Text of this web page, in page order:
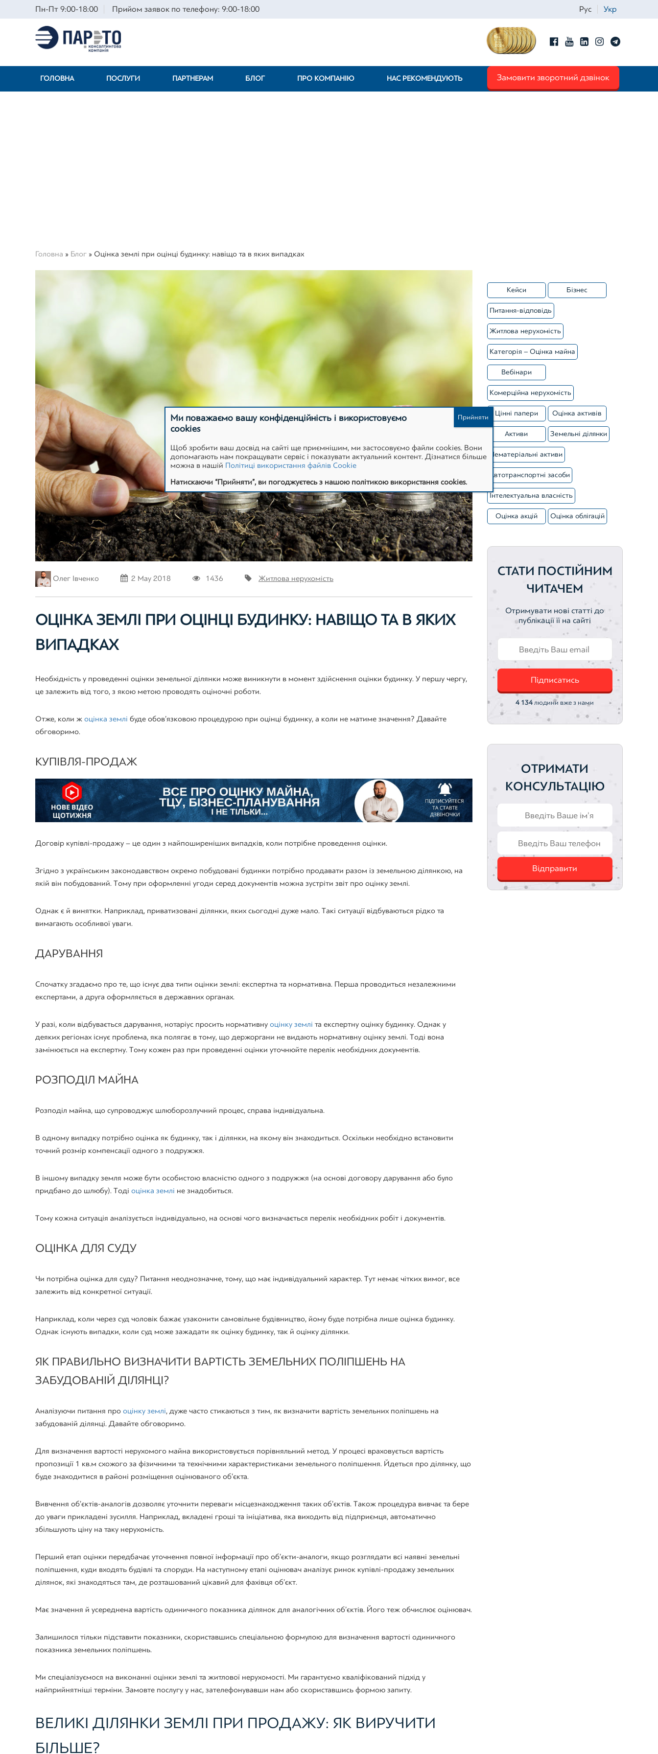
Пн-Пт 9:00-18:00 Прийом заявок по телефону: 9:00-18:00 Рус Укр
ГОЛОВНА ПОСЛУГИ ПАРТНЕРАМ БЛОГ ПРО КОМПАНІЮ НАС РЕКОМЕНДУЮТЬ Замовити зворотний дзвінок
Головна » Блог » Оцінка землі при оцінці будинку: навіщо та в яких випадках
Олег Івченко 2 May 2018 1436 Житлова нерухомість
ОЦІНКА ЗЕМЛІ ПРИ ОЦІНЦІ БУДИНКУ: НАВІЩО ТА В ЯКИХ
ВИПАДКАХ
Необхідність у проведенні оцінки земельної ділянки може виникнути в момент здійснення оцінки будинку. У першу чергу,
це залежить від того, з якою метою проводять оціночні роботи.
Отже, коли ж оцінка землі буде обов’язковою процедурою при оцінці будинку, а коли не матиме значення? Давайте
обговоримо.
КУПІВЛЯ-ПРОДАЖ
Договір купівлі-продажу – це один з найпоширеніших випадків, коли потрібне проведення оцінки.
Згідно з українським законодавством окремо побудовані будинки потрібно продавати разом із земельною ділянкою, на
якій він побудований. Тому при оформленні угоди серед документів можна зустріти звіт про оцінку землі.
Однак є й винятки. Наприклад, приватизовані ділянки, яких сьогодні дуже мало. Такі ситуації відбуваються рідко та
вимагають особливої ​​уваги.
ДАРУВАННЯ
Спочатку згадаємо про те, що існує два типи оцінки землі: експертна та нормативна. Перша проводиться незалежними
експертами, а друга оформляється в державних органах.
У разі, коли відбувається дарування, нотаріус просить нормативну оцінку землі та експертну оцінку будинку. Однак у
деяких регіонах існує проблема, яка полягає в тому, що держоргани не видають нормативну оцінку землі. Тоді вона
замінюється на експертну. Тому кожен раз при проведенні оцінки уточнюйте перелік необхідних документів.
РОЗПОДІЛ МАЙНА
Розподіл майна, що супроводжує шлюборозлучний процес, справа індивідуальна.
В одному випадку потрібно оцінка як будинку, так і ділянки, на якому він знаходиться. Оскільки необхідно встановити
точний розмір компенсації одного з подружжя.
В іншому випадку земля може бути особистою власністю одного з подружжя (на основі договору дарування або було
придбано до шлюбу). Тоді оцінка землі не знадобиться.
Тому кожна ситуація аналізується індивідуально, на основі чого визначається перелік необхідних робіт і документів.
ОЦІНКА ДЛЯ СУДУ
Чи потрібна оцінка для суду? Питання неоднозначне, тому, що має індивідуальний характер. Тут немає чітких вимог, все
залежить від конкретної ситуації.
Наприклад, коли через суд чоловік бажає узаконити самовільне будівництво, йому буде потрібна лише оцінка будинку.
Однак існують випадки, коли суд може зажадати як оцінку будинку, так й оцінку ділянки.
ЯК ПРАВИЛЬНО ВИЗНАЧИТИ ВАРТІСТЬ ЗЕМЕЛЬНИХ ПОЛІПШЕНЬ НА
ЗАБУДОВАНІЙ ДІЛЯНЦІ?
Аналізуючи питання про оцінку землі, дуже часто стикаються з тим, як визначити вартість земельних поліпшень на
забудованій ділянці. Давайте обговоримо.
Для визначення вартості нерухомого майна використовується порівняльний метод. У процесі враховується вартість
пропозиції 1 кв.м схожого за фізичними та технічними характеристиками земельного поліпшення. Йдеться про ділянку, що
буде знаходитися в районі розміщення оцінюваного об’єкта.
Вивчення об’єктів-аналогів дозволяє уточнити переваги місцезнаходження таких об’єктів. Також процедура вивчає та бере
до уваги прикладені зусилля. Наприклад, вкладені гроші та ініціатива, яка виходить від підприємця, автоматично
збільшують ціну на таку нерухомість.
Перший етап оцінки передбачає уточнення повної інформації про об’єкти-аналоги, якщо розглядати всі наявні земельні
поліпшення, куди входять будівлі та споруди. На наступному етапі оцінювач аналізує ринок купівлі-продажу земельних
ділянок, які знаходяться там, де розташований цікавий для фахівця об’єкт.
Має значення й усереднена вартість одиничного показника ділянок для аналогічних об’єктів. Його теж обчислює оцінювач.
Залишилося тільки підставити показники, скориставшись спеціальною формулою для визначення вартості одиничного
показника земельних поліпшень.
Ми спеціалізуємося на виконанні оцінки землі та житлової нерухомості. Ми гарантуємо кваліфікований підхід у
найприйнятніші терміни. Замовте послугу у нас, зателефонувавши нам або скориставшись формою запиту.
ВЕЛИКІ ДІЛЯНКИ ЗЕМЛІ ПРИ ПРОДАЖУ: ЯК ВИРУЧИТИ
БІЛЬШЕ?
Кейси Бізнес
Питання-відповідь
Житлова нерухомість
Категорія – Оцінка майна
Вебінари
Комерційна нерухомість
Цінні папери Оцінка активів
Активи Земельні ділянки
Нематеріальні активи
Автотранспортні засоби
Інтелектуальна власність
Оцінка акцій Оцінка облігацій
СТАТИ ПОСТІЙНИМ
ЧИТАЧЕМ
Отримувати нові статті до
публікації її на сайті
Підписатись
4 134 людини вже з нами
ОТРИМАТИ
КОНСУЛЬТАЦІЮ
Відправити
Ми поважаємо вашу конфіденційність і використовуємо
cookies
Щоб зробити ваш досвід на сайті ще приємнішим, ми застосовуємо файли cookies. Вони
допомагають нам покращувати сервіс і показувати актуальний контент. Дізнатися більше
можна в нашій Політиці використання файлів Cookie
Натискаючи “Прийняти”, ви погоджуєтесь з нашою політикою використання cookies.